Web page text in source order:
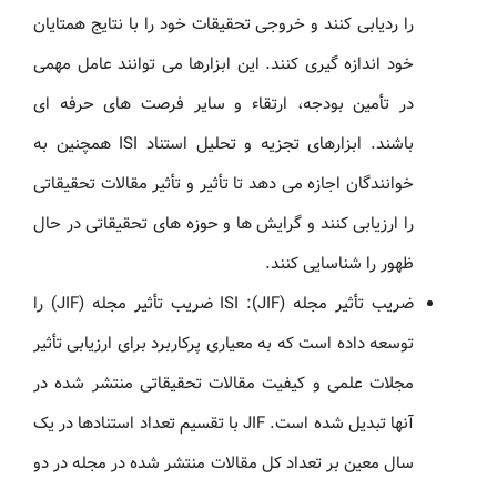
را ردیابی کنند و خروجی تحقیقات خود را با نتایج همتایان
خود اندازه گیری کنند. این ابزارها می توانند عامل مهمی
در تأمین بودجه، ارتقاء و سایر فرصت های حرفه ای
باشند. ابزارهای تجزیه و تحلیل استناد ISI همچنین به
خوانندگان اجازه می دهد تا تأثیر و تأثیر مقالات تحقیقاتی
را ارزیابی کنند و گرایش ها و حوزه های تحقیقاتی در حال
ظهور را شناسایی کنند.
ضریب تأثیر مجله (JIF): ISI ضریب تأثیر مجله (JIF) را
توسعه داده است که به معیاری پرکاربرد برای ارزیابی تأثیر
مجلات علمی و کیفیت مقالات تحقیقاتی منتشر شده در
آنها تبدیل شده است. JIF با تقسیم تعداد استنادها در یک
سال معین بر تعداد کل مقالات منتشر شده در مجله در دو